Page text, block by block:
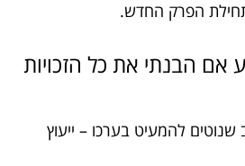
הפרק החדש.
אם הבנתי את כל הזכויות
להמעיט בערכו – ייעוץ